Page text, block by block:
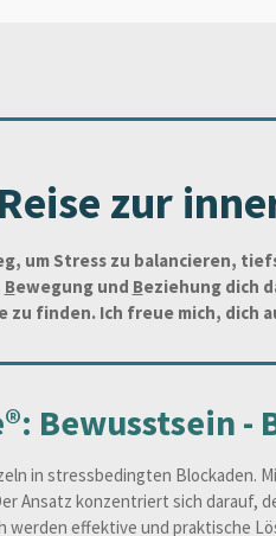
zur
um Stress zu balancieren,
Bewegung und Beziehung dich
zu finden. Ich freue mich, dich
Bewusstsein -
in stressbedingten Blockaden.
Ansatz konzentriert sich darauf,
werden effektive und praktische